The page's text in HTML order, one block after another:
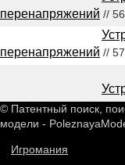
перенапряжений //
перенапряжений //
© Патентный поиск,
модели -
Игромания